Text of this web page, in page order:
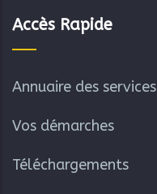
Accès Rapide
Annuaire des services
Vos démarches
Téléchargements